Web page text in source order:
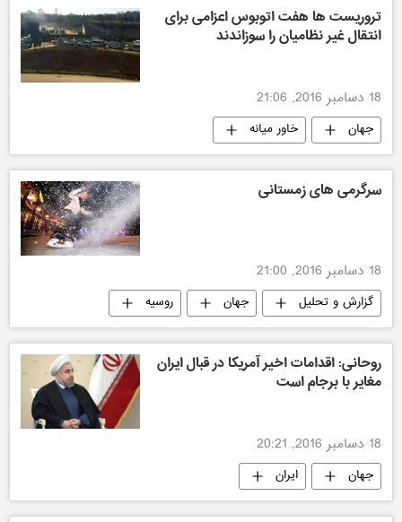
تروریست ها هفت اتوبوس اعزامی برای
انتقال غیر نظامیان را سوزاندند
18 دسامبر 2016, 21:06
جهان خاور میانه
سرگرمی های زمستانی
18 دسامبر 2016, 21:00
گزارش و تحلیل جهان روسیه
روحانی: اقدامات اخیر آمریکا در قبال ایران
مغایر با برجام است
18 دسامبر 2016, 20:21
جهان ایران